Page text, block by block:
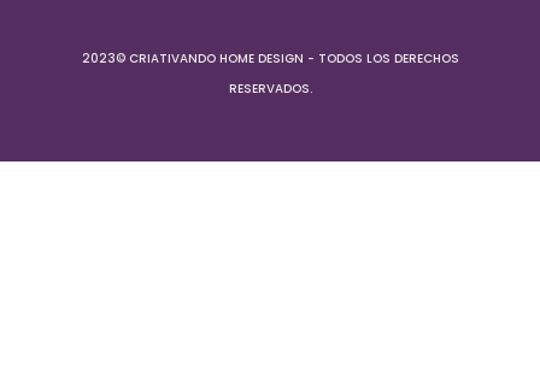
2023© CRIATIVANDO HOME DESIGN - TODOS LOS DERECHOS
RESERVADOS.